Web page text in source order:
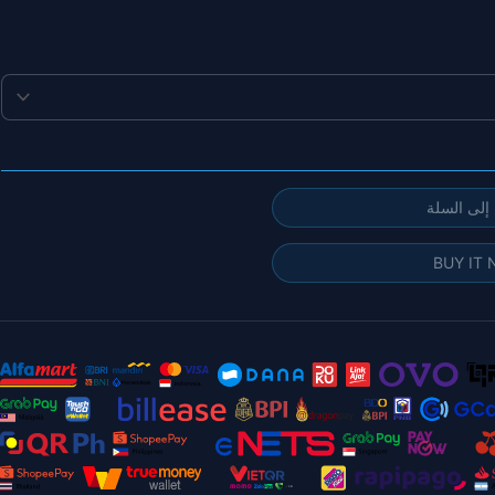
إلى السلة
BUY IT